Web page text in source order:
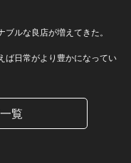
ルな良店が増えてきた。
ば日常がより豊かになってい
覧